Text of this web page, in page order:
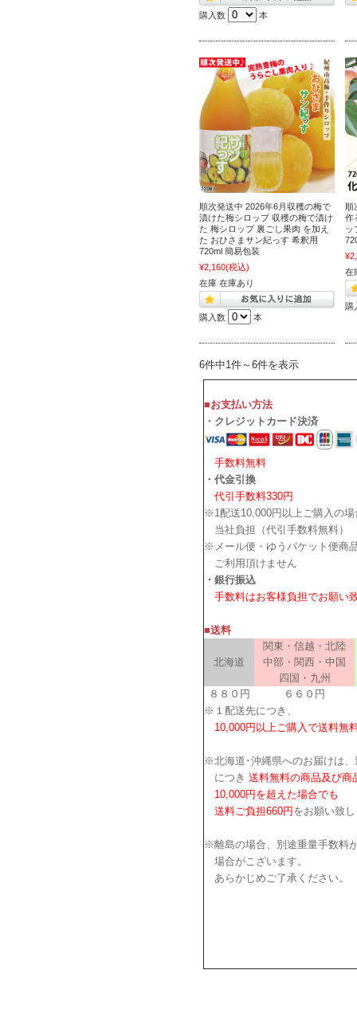
購入数 本
順次発送中 2026年6月収穫の梅で
漬けた梅シロップ 収穫の梅で漬け
た 梅シロップ 裏ごし果肉 を加え
た おひさまサン紀っす 希釈用
720ml 簡易包装
¥2,160(税込)
在庫 在庫あり
購入数 本
作
ッ
在
購
6件中1件～6件を表示
■お支払い方法
・クレジットカード決済
手数料無料
・代金引換
代引手数料330円
※1配送10,000円以上ご購入の場
当社負担（代引手数料無料）
※メール便・ゆうパケット便商
ご利用頂けません
・銀行振込
手数料はお客様負担でお願い
■送料
北海道
関東・信越・北陸
中部・関西・中国
四国・九州
８８０円
６６０円
※１配送先につき、
10,000円以上ご購入で送料無
※北海道･沖縄県へのお届けは、
につき 送料無料の商品及び商
10,000円を超えた場合でも
送料ご負担660円 をお願い致
※離島の場合、別途重量手数料
場合がこざいます。
あらかじめご了承ください。